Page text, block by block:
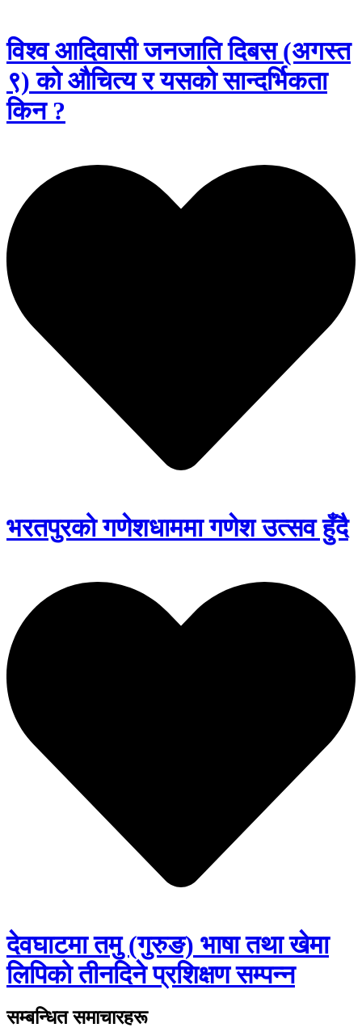
विश्व आदिवासी जनजाति दिबस (अगस्त
९) को औचित्य र यसको सान्दर्भिकता
किन ?
भरतपुरको गणेशधाममा गणेश उत्सव हुँदै
देवघाटमा तमु (गुरुङ) भाषा तथा खेमा
लिपिको तीनदिने प्रशिक्षण सम्पन्न
सम्बन्धित समाचारहरू